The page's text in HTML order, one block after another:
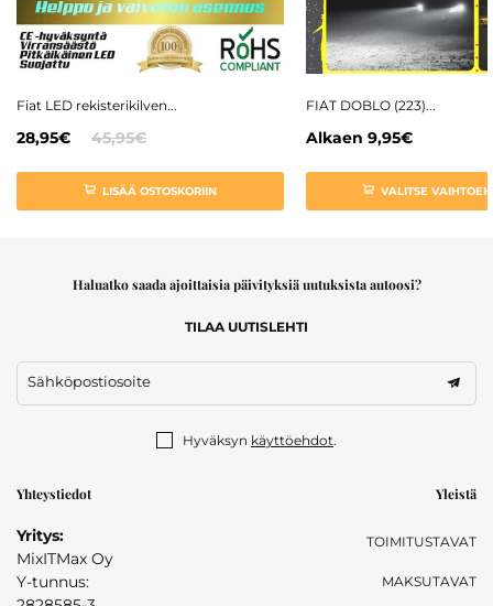
Fiat LED rekisterikilven...
28,95€ 45,95€
LISÄÄ OSTOSKORIIN
FIAT DOBLO (223)...
Alkaen 9,95€
VALITSE
Haluatko saada ajoittaisia päivityksiä uutuksista autoosi?
TILAA UUTISLEHTI
Sähköpostiosoite
Hyväksyn käyttöehdot.
Yhteystiedot
Yritys:
MixITMax Oy
Y-tunnus:
Yleistä
TOIMITUSTAVAT
MAKSUTAVAT